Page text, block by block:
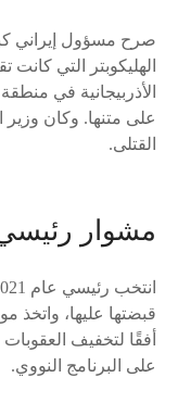
صرح مسؤول إيراني
الهليكوبتر التي
الأذربيجانية في
على متنها. وكان وزير
القتلى.
مشوار
قبضتها عليها، واتخذ
أفقًا لتخفيف
على البرنامج النووي.